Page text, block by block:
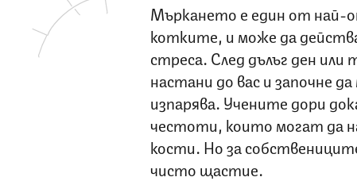
Мъркането е един от най-
котките, и може да
стреса. След дълъг ден
настани до вас и започне
изпарява. Учените дори
честоти, които могат да
кости. Но за
чисто щастие.